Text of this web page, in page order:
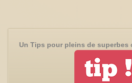
Un Tips pour pleins de superbes